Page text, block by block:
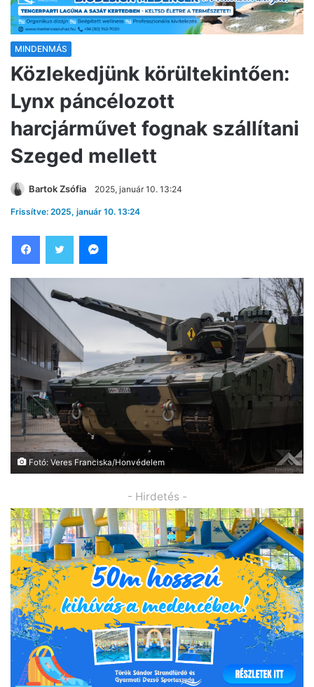
MINDENMÁS
Közlekedjünk körültekintően:
Lynx páncélozott
harcjárművet fognak szállítani
Szeged mellett
Bartok Zsófia 2025, január 10. 13:24
Frissítve: 2025, január 10. 13:24
Fotó: Veres Franciska/Honvédelem
- Hirdetés -